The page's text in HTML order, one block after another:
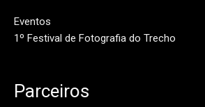
Eventos
1º Festival de Fotografia do Trecho
Parceiros